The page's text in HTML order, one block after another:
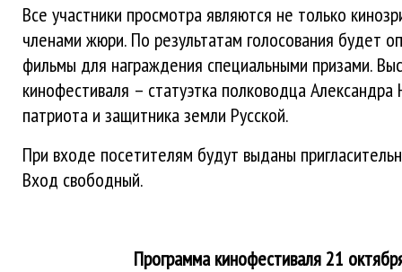
Все участники просмотра являются не только
членами жюри. По результатам голосования будет
фильмы для награждения специальными призами.
кинофестиваля – статуэтка полководца Александра
патриота и защитника земли Русской.
При входе посетителям будут выданы
Вход свободный.
Программа кинофестиваля 21